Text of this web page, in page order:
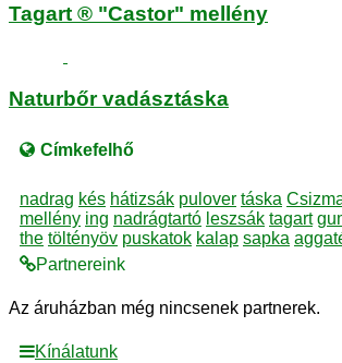
Tagart ® "Castor" mellény
Naturbőr vadásztáska
Címkefelhő
nadrag kés hátizsák pulover táska
mellény ing nadrágtartó leszsák tagart
the töltényöv puskatok kalap sapka
Partnereink
Az áruházban még nincsenek partnerek.
Kínálatunk